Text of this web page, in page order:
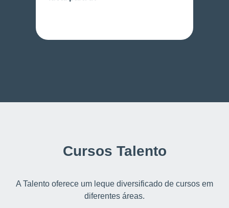
Cursos Talento
A Talento oferece um leque diversificado de cursos em
diferentes áreas.